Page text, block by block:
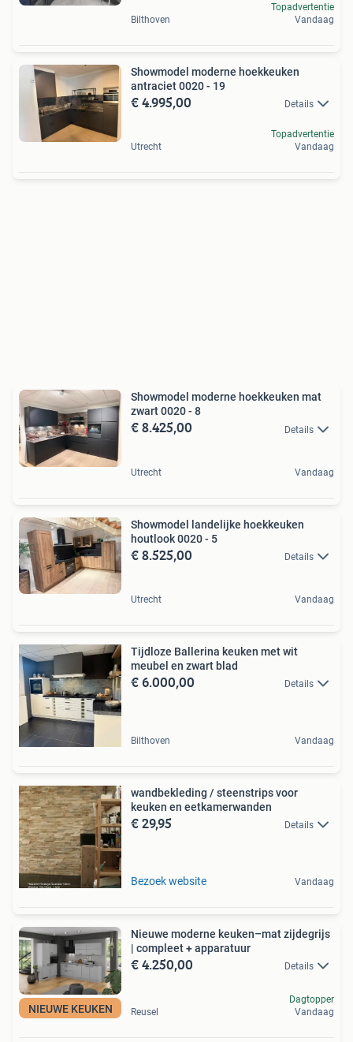
Bilthoven
Topadvertentie
Vandaag
Showmodel moderne hoekkeuken
antraciet 0020 - 19
€ 4.995,00 Details
Utrecht
Topadvertentie
Vandaag
Showmodel moderne hoekkeuken mat
zwart 0020 - 8
€ 8.425,00 Details
Utrecht Vandaag
Showmodel landelijke hoekkeuken
houtlook 0020 - 5
€ 8.525,00 Details
Utrecht Vandaag
Tijdloze Ballerina keuken met wit
meubel en zwart blad
€ 6.000,00 Details
Bilthoven Vandaag
wandbekleding / steenstrips voor
keuken en eetkamerwanden
€ 29,95 Details
Bezoek website Vandaag
NIEUWE KEUKEN
Nieuwe moderne keuken–mat zijdegrijs
| compleet + apparatuur
€ 4.250,00 Details
Reusel
Dagtopper
Vandaag